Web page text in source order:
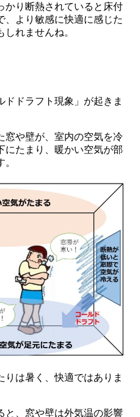
かり断熱されていると床付
、より敏感に快適に感じた
れませんね。
ドドラフト現象」が起きま
窓や壁が、室内の空気を冷
にたまり、暖かい空気が部
りは暑く、快適ではありま
と、窓や壁は外気温の影響